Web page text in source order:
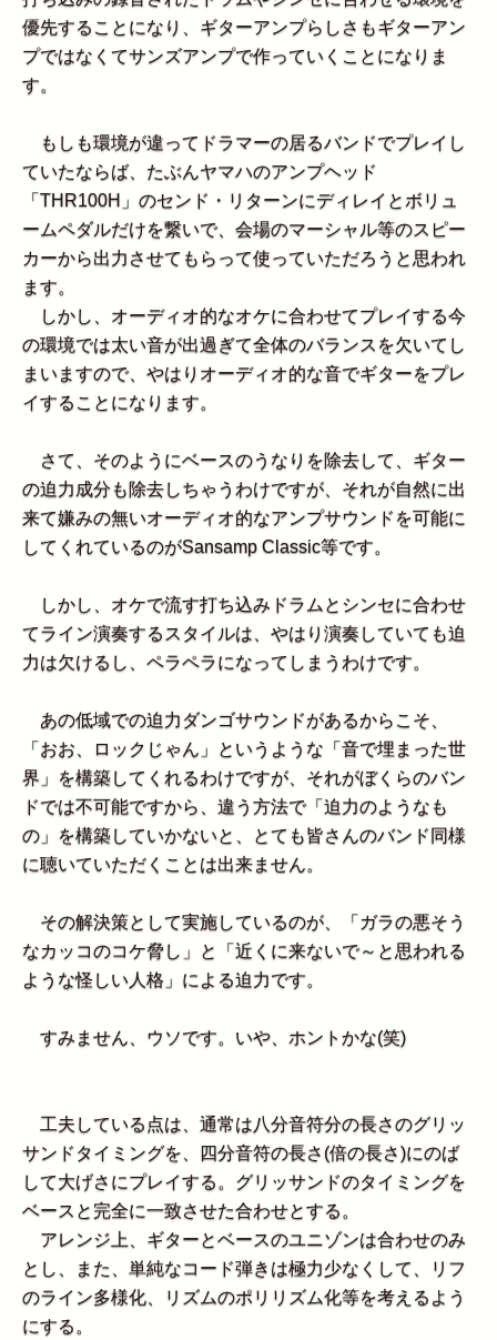
優先することになり、ギターアンプらしさもギターアン
プではなくてサンズアンプで作っていくことになりま
す。
もしも環境が違ってドラマーの居るバンドでプレイし
ていたならば、たぶんヤマハのアンプヘッド
「THR100H」のセンド・リターンにディレイとボリュ
ームペダルだけを繋いで、会場のマーシャル等のスピー
カーから出力させてもらって使っていただろうと思われ
ます。
しかし、オーディオ的なオケに合わせてプレイする今
の環境では太い音が出過ぎて全体のバランスを欠いてし
まいますので、やはりオーディオ的な音でギターをプレ
イすることになります。
さて、そのようにベースのうなりを除去して、ギター
の迫力成分も除去しちゃうわけですが、それが自然に出
来て嫌みの無いオーディオ的なアンプサウンドを可能に
してくれているのがSansamp Classic等です。
しかし、オケで流す打ち込みドラムとシンセに合わせ
てライン演奏するスタイルは、やはり演奏していても迫
力は欠けるし、ペラペラになってしまうわけです。
あの低域での迫力ダンゴサウンドがあるからこそ、
「おお、ロックじゃん」というような「音で埋まった世
界」を構築してくれるわけですが、それがぼくらのバン
ドでは不可能ですから、違う方法で「迫力のようなも
の」を構築していかないと、とても皆さんのバンド同様
に聴いていただくことは出来ません。
その解決策として実施しているのが、「ガラの悪そう
なカッコのコケ脅し」と「近くに来ないで～と思われる
ような怪しい人格」による迫力です。
すみません、ウソです。いや、ホントかな(笑)
工夫している点は、通常は八分音符分の長さのグリッ
サンドタイミングを、四分音符の長さ(倍の長さ)にのば
して大げさにプレイする。グリッサンドのタイミングを
ベースと完全に一致させた合わせとする。
アレンジ上、ギターとベースのユニゾンは合わせのみ
とし、また、単純なコード弾きは極力少なくして、リフ
のライン多様化、リズムのポリリズム化等を考えるよう
にする。